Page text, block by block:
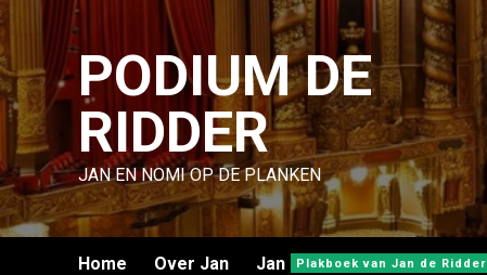
Ga
naar
de
inhoud
PODIUM DE
RIDDER
JAN EN NOMI OP DE PLANKEN
Home Over Jan Jan Plakboek van Jan de Ridder